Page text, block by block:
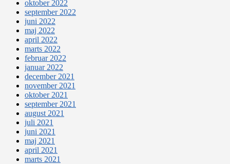
oktober 2022
september 2022
juni 2022
maj 2022
april 2022
marts 2022
februar 2022
januar 2022
december 2021
november 2021
oktober 2021
september 2021
august 2021
juli 2021
juni 2021
maj 2021
april 2021
marts 2021